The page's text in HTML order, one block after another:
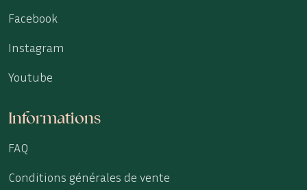
Facebook
Instagram
Youtube
Informations
FAQ
Conditions générales de vente